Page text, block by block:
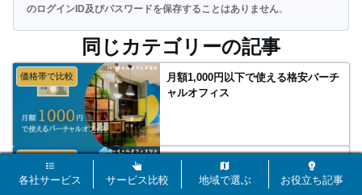
各社サービス サービス比較 地域で選ぶ お役立ち記事
のログインID及びパスワードを保存することはありません。
同じカテゴリーの記事
価格帯で比較
月額1,000円以下で使える格安バーチ
ャルオフィス
月額2,000円以下で使える格安バーチ
ャルオフィス